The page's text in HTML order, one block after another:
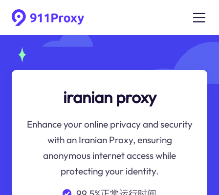
iranian proxy
Enhance your online privacy and security
with an Iranian Proxy, ensuring
anonymous internet access while
protecting your identity.